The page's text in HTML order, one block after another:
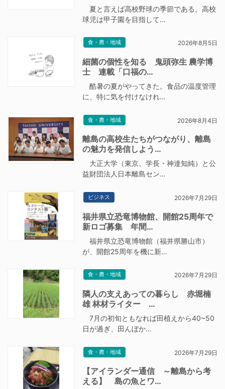
夏と言えば高校野球の季節である。高校
球児は甲子園を目指して…
食・農・地域 2026年8月5日
細菌の個性を知る 鬼頭弥生 農学博
士 連載「口福の…
酷暑の夏がやってきた。食品の温度管理
に、特に気を付けなけれ…
食・農・地域 2026年8月4日
離島の高校生たちがつながり、離島
の魅力を発信しよう…
大正大学（東京、学長・神達知純）と公
益財団法人日本離島セン…
ビジネス 2026年7月29日
福井県立恐竜博物館、開館25周年で
新ロゴ募集 年間…
福井県立恐竜博物館（福井県勝山市）
が、開館25周年を機に新…
食・農・地域 2026年7月29日
隣人の支えあっての暮らし 赤堀楠
雄 林材ライター …
7月の初旬ともなれば田植えから40~50
日が過ぎ、田んぼか…
食・農・地域 2026年7月29日
【アイランダー通信 ～離島から考
える】 島の魚とワ…